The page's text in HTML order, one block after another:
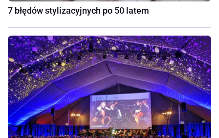
7 błędów stylizacyjnych po 50 latem